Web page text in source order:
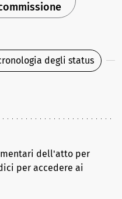
degli status
dell'atto per
per accedere ai